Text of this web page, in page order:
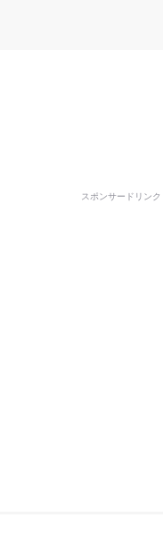
スポンサードリンク